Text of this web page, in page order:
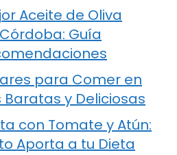
Aceite de Oliva
Guía
para Comer en
Baratas y Deliciosas
con Tomate y Atún:
Aporta a tu Dieta